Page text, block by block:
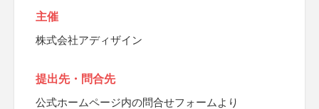
主催
株式会社アディザイン
提出先・問合先
公式ホームページ内の問合せフォームより